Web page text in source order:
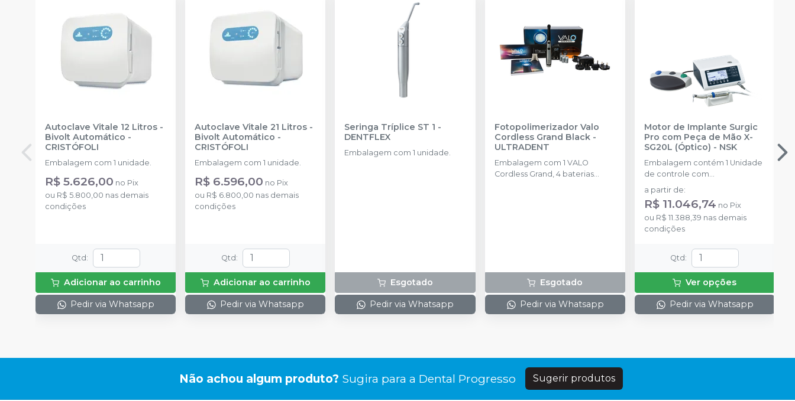
Autoclave Vitale 12 Litros -
Bivolt Automático -
CRISTÓFOLI
Embalagem com 1 unidade.
R$ 5.626,00 no Pix
ou R$ 5.800,00 nas demais
condições
Qtd :
Adicionar ao carrinho
Pedir via Whatsapp
Autoclave Vitale 21 Litros -
Bivolt Automático -
CRISTÓFOLI
Embalagem com 1 unidade.
R$ 6.596,00 no Pix
ou R$ 6.800,00 nas demais
condições
Qtd :
Adicionar ao carrinho
Pedir via Whatsapp
Seringa Tríplice ST 1 -
DENTFLEX
Embalagem com 1 unidade.
Esgotado
Pedir via Whatsapp
Fotopolimerizador Valo
Cordless Grand Black-
ULTRADENT
Embalagem com 1 VALO
Cordless Grand, 4 baterias
Esgotado
Pedir via Whatsapp
Motor de Implante Surgic
Pro com Peça de Mão X-
SG20L (Óptico) - NSK
Embalagem contém 1 Unidade
de controle com
armazenamento de dados,
Micromotor LED SGL70M, Pedal
de controle FC-78, Peça de
mão óptica, X-DSG20L
(Redução 20:1) Tudo de
acessórios. Voltagens 110V e
a partir de:
R$ 11.046,74 no Pix
ou R$ 11.388,39 nas demais
condições
Qtd :
Ver opções
Pedir via Whatsapp
Não achou algum produto? Sugira para a Dental Progresso Sugerir produtos